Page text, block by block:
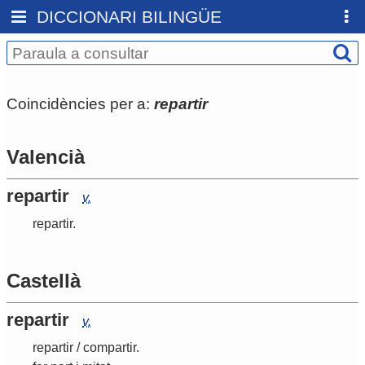
DICCIONARI BILINGÜE
Coincidències per a: repartir
Valencià
repartir
v.
repartir.
Castellà
repartir
v.
repartir /compartir.